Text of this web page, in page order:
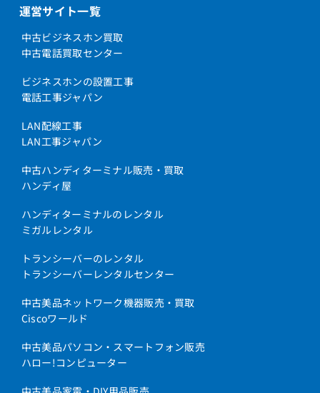
運営サイト一覧
中古ビジネスホン買取
中古電話買取センター
ビジネスホンの設置工事
電話工事ジャパン
LAN配線工事
LAN工事ジャパン
中古ハンディターミナル販売・買取
ハンディ屋
ハンディターミナルのレンタル
ミガルレンタル
トランシーバーのレンタル
トランシーバーレンタルセンター
中古美品ネットワーク機器販売・買取
Ciscoワールド
中古美品パソコン・スマートフォン販売
ハロー!コンピューター